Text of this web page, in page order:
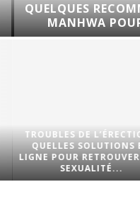
QUELQUES
MANHWA POUR
TROUBLES DE
QUELLES SOLUTIONS EN
LIGNE POUR RETROUVER
SEXUALITÉ...